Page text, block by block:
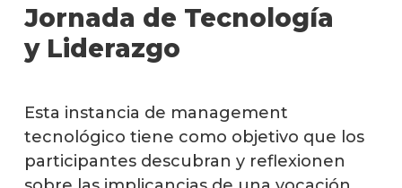
Jornada de Tecnología
y Liderazgo
Esta instancia de management
tecnológico tiene como objetivo que los
participantes descubran y reflexionen